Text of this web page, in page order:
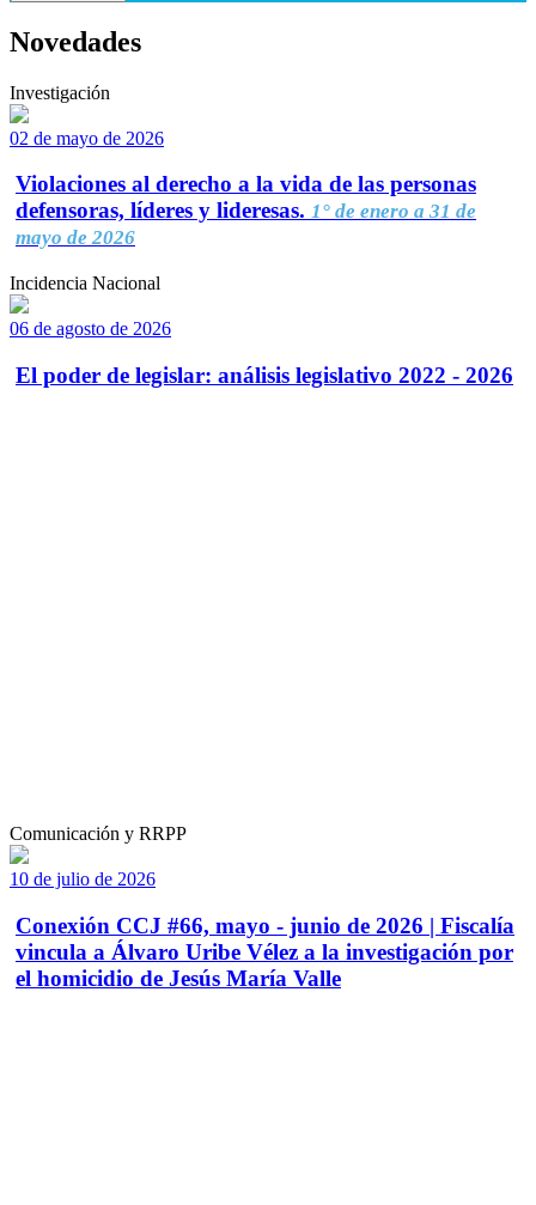
Novedades
Investigación
02 de mayo de 2026
Violaciones al derecho a la vida de las personas
defensoras, líderes y lideresas. 1° de enero a 31 de
mayo de 2026
Incidencia Nacional
06 de agosto de 2026
El poder de legislar: análisis legislativo 2022 - 2026
Comunicación y RRPP
10 de julio de 2026
Conexión CCJ #66, mayo - junio de 2026 | Fiscalía
vincula a Álvaro Uribe Vélez a la investigación por
el homicidio de Jesús María Valle